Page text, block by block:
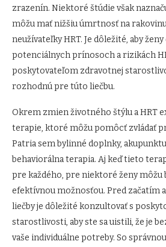
zrazenín. Niektoré štúdie však
môžu mať nižšiu úmrtnosť na
neužívateľky HRT. Je dôležité, aby
potenciálnych prínosoch a rizikách
poskytovateľom zdravotnej
rozhodnú pre túto liečbu.
Okrem zmien životného štýlu a HRT
terapie, ktoré môžu pomôcť zvládať
Patria sem bylinné doplnky,
behaviorálna terapia. Aj keď tieto
pre každého, pre niektoré ženy môžu
efektívnou možnosťou. Pred začatím
liečby je dôležité konzultovať s
starostlivosti, aby ste sa uistili, že je
vaše individuálne potreby. So